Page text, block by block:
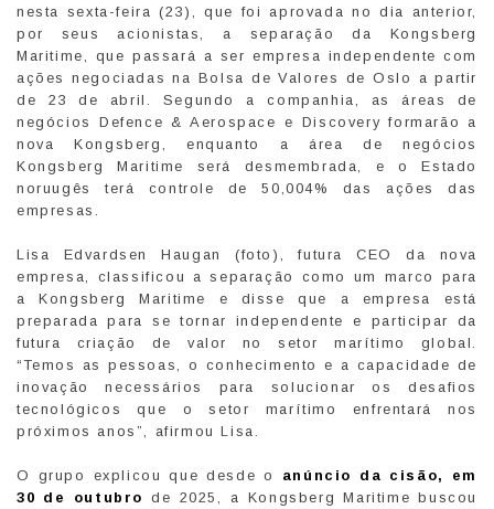
nesta sexta-feira (23), que foi aprovada no dia anterior,
por seus acionistas, a separação da Kongsberg
Maritime, que passará a ser empresa independente com
ações negociadas na Bolsa de Valores de Oslo a partir
de 23 de abril. Segundo a companhia, as áreas de
negócios Defence & Aerospace e Discovery formarão a
nova Kongsberg, enquanto a área de negócios
Kongsberg Maritime será desmembrada, e o Estado
noruugês terá controle de 50,004% das ações das
empresas.
Lisa Edvardsen Haugan (foto), futura CEO da nova
empresa, classificou a separação como um marco para
a Kongsberg Maritime e disse que a empresa está
preparada para se tornar independente e participar da
futura criação de valor no setor marítimo global.
“Temos as pessoas, o conhecimento e a capacidade de
inovação necessários para solucionar os desafios
tecnológicos que o setor marítimo enfrentará nos
próximos anos”, afirmou Lisa.
O grupo explicou que desde o anúncio da cisão, em
30 de outubro de 2025, a Kongsberg Maritime buscou